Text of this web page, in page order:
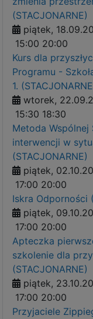
(STACJONARNE)
piątek,
15:00 20:00
Kurs dla
Programu -
1.
wtorek,
15:30 18:30
Metoda
interwencji w
(STACJONARNE)
piątek,
17:00 20:00
Iskra Odporności
piątek,
17:00 20:00
Apteczka
szkolenie dla
(STACJONARNE)
piątek,
17:00 20:00
Przyjaciele